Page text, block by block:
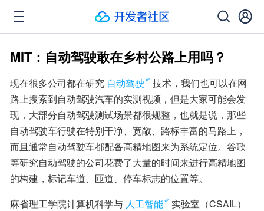
MIT：自动驾驶敢在乡村公路上用吗？
现在很多公司都在研究 自动驾驶
技术，我们也可以在网
路上搜索到自动驾驶汽车的实测视频，但是大家可能会发
现，大部分自动驾驶测试场景都很规整，也就是说，那些
自动驾驶车行驶在特别干净、宽敞、路标丰富的马路上，
而且通常自动驾驶车都配备高精地图来为系统定位。谷歌
等研究自动驾驶的公司花费了大量的时间来进行高精地图
的构建，标记车道、匝道、停车标志的位置等。
麻省理工学院计算机科学与 人工智能
实验室（CSAIL）